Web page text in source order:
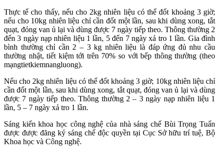
Thực tế cho thấy, nếu cho 2kg nhiên liệu có thể đốt khoảng 3 giờ;
nếu cho 10kg nhiên liệu chỉ cần đốt một lần, sau khi dùng xong, tắt
quạt, đóng van ủ lại và dùng được 7 ngày tiếp theo. Thông thường 2
đến 3 ngày nạp nhiên liệu 1 lần, 5 đến 7 ngày xả tro 1 lần. Gia đình
bình thường chỉ cần 2 – 3 kg nhiên liệu là đáp ứng đủ nhu cầu
thường nhật, tiết kiệm tới trên 70% so với bếp thông thường (theo
mạngtietkiemnangluong).
Nếu cho 2kg nhiên liệu có thể đốt khoảng 3 giờ; 10kg nhiên liệu chỉ
cần đốt một lần, sau khi dùng xong, tắt quạt, đóng van ủ lại và dùng
được 7 ngày tiếp theo. Thông thường 2 – 3 ngày nạp nhiên liệu 1
lần, 5 – 7 ngày xả tro 1 lần.
Sáng kiến khoa học công nghệ của nhà sáng chế Bùi Trọng Tuấn
được được đăng ký sáng chế độc quyền tại Cục Sở hữu trí tuệ, Bộ
Khoa học và Công nghệ.